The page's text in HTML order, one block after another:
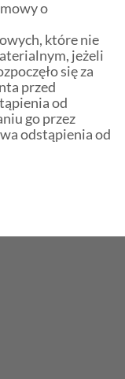
o
które nie
jeżeli
się za
przed
od
go przez
odstąpienia od